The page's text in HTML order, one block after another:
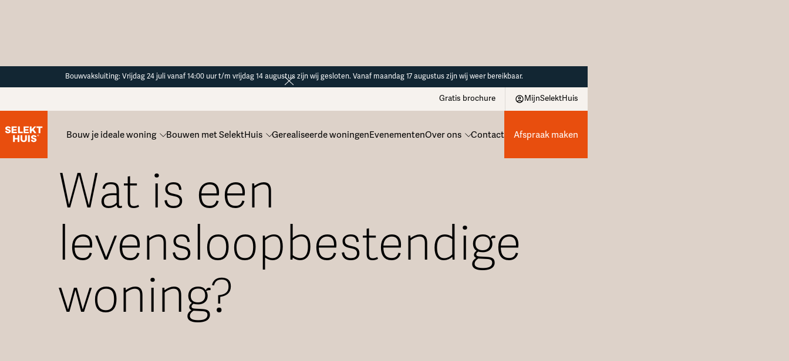
Bouwvaksluiting: Vrijdag 24 juli vanaf 14:00 uur t/m vrijdag 14 augustus zijn wij gesloten. Vanaf maandag 17 augustus zijn wij weer bereikbaar.
Bouw je ideale woning Bouwen met SelektHuis Gerealiseerde woningenEvenementenOver ons Contact
Gratis brochure MijnSelektHuis
Afspraak maken
Wat is een
levensloopbestendige
woning?